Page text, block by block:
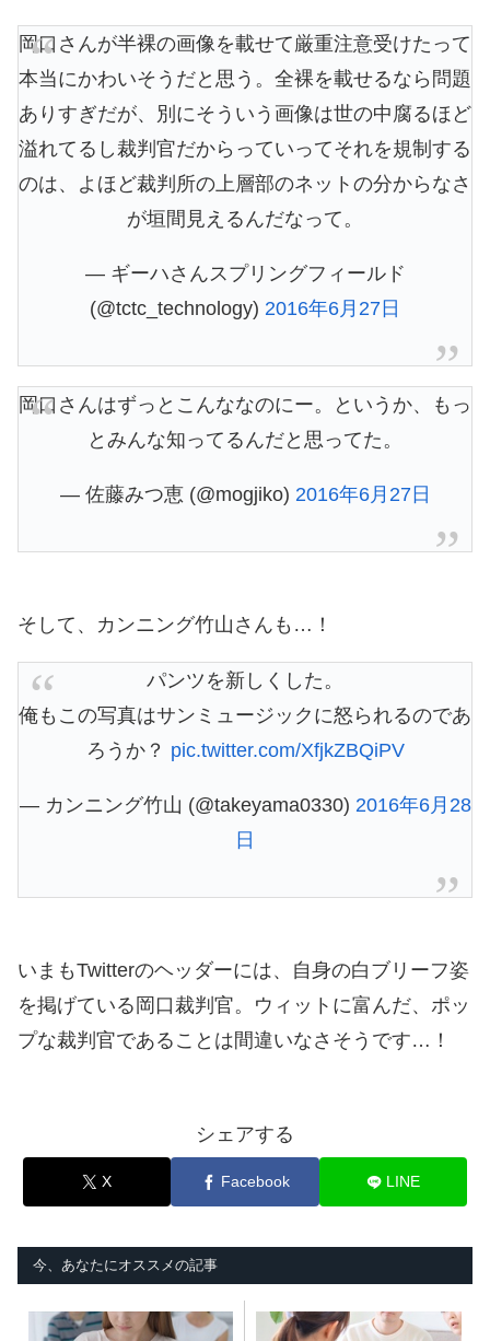
岡口さんが半裸の画像を載せて厳重注意受けたって
本当にかわいそうだと思う。全裸を載せるなら問題
ありすぎだが、別にそういう画像は世の中腐るほど
溢れてるし裁判官だからっていってそれを規制する
のは、よほど裁判所の上層部のネットの分からなさ
が垣間見えるんだなって。
— ギーハさんスプリングフィールド
(@tctc_technology) 2016年6月27日
岡口さんはずっとこんななのにー。というか、もっ
とみんな知ってるんだと思ってた。
— 佐藤みつ恵 (@mogjiko) 2016年6月27日
そして、カンニング竹山さんも…！
パンツを新しくした。
俺もこの写真はサンミュージックに怒られるのであ
ろうか？ pic.twitter.com/XfjkZBQiPV
— カンニング竹山 (@takeyama0330) 2016年6月28
日
いまもTwitterのヘッダーには、自身の白ブリーフ姿
を掲げている岡口裁判官。ウィットに富んだ、ポッ
プな裁判官であることは間違いなさそうです…！
シェアする
X Facebook LINE
今、あなたにオススメの記事